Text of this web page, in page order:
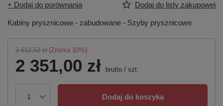
+ Dodaj do porównania Dodaj do listy zakupowej
Kabiny prysznicowe - zabudowane - Szyby prysznicowe
2 612,52 zł (Zniżka 10%)
2 351,00 zł brutto / szt.
Dodaj do koszyka